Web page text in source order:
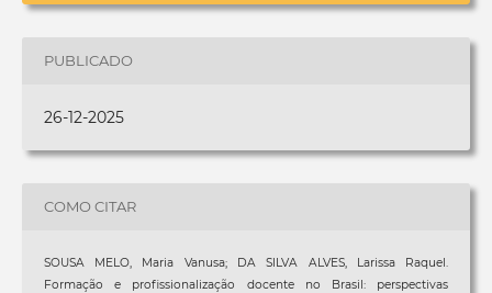
PUBLICADO
26-12-2025
COMO CITAR
SOUSA MELO, Maria Vanusa; DA SILVA ALVES, Larissa Raquel.
Formação e profissionalização docente no Brasil: perspectivas